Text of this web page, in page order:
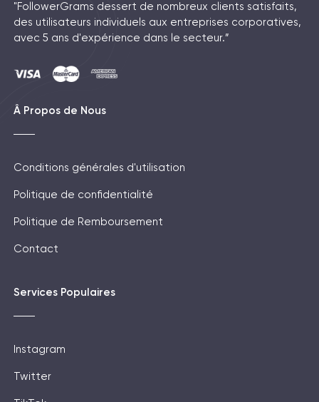
"FollowerGrams dessert de nombreux clients satisfaits,
des utilisateurs individuels aux entreprises corporatives,
avec 5 ans d'expérience dans le secteur.”
Â Propos de Nous
Conditions générales d'utilisation
Politique de confidentialité
Politique de Remboursement
Contact
Services Populaires
Instagram
Twitter